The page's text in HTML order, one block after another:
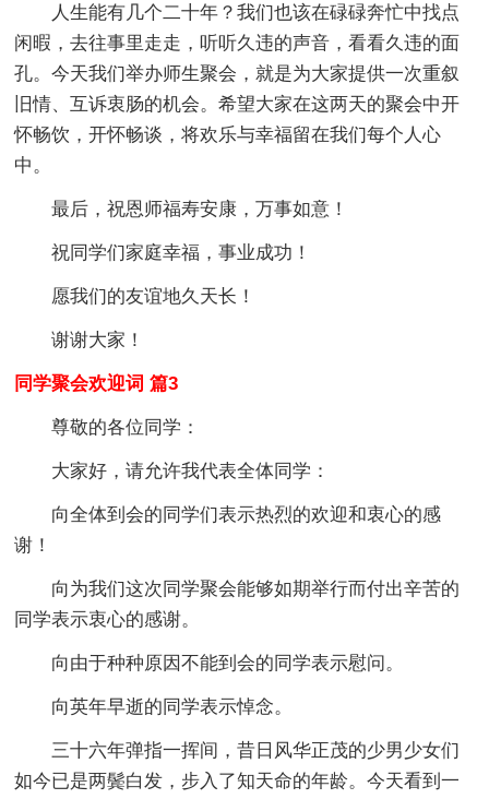
人生能有几个二十年？我们也该在碌碌奔忙中找点
闲暇，去往事里走走，听听久违的声音，看看久违的面
孔。今天我们举办师生聚会，就是为大家提供一次重叙
旧情、互诉衷肠的机会。希望大家在这两天的聚会中开
怀畅饮，开怀畅谈，将欢乐与幸福留在我们每个人心
中。
最后，祝恩师福寿安康，万事如意！
祝同学们家庭幸福，事业成功！
愿我们的友谊地久天长！
谢谢大家！
同学聚会欢迎词 篇3
尊敬的各位同学：
大家好，请允许我代表全体同学：
向全体到会的同学们表示热烈的欢迎和衷心的感
谢！
向为我们这次同学聚会能够如期举行而付出辛苦的
同学表示衷心的感谢。
向由于种种原因不能到会的同学表示慰问。
向英年早逝的同学表示悼念。
三十六年弹指一挥间，昔日风华正茂的少男少女们
如今已是两鬓白发，步入了知天命的年龄。今天看到一